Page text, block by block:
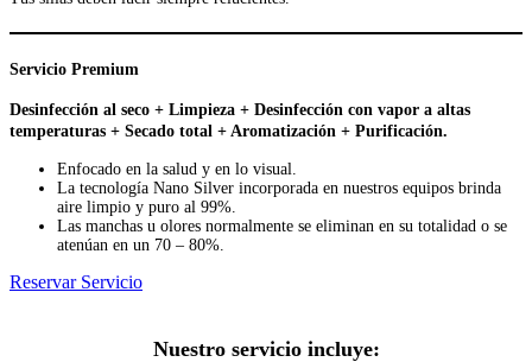
Servicio Premium
Desinfección al seco + Limpieza + Desinfección con vapor a altas
temperaturas + Secado total + Aromatización + Purificación.
Enfocado en la salud y en lo visual.
La tecnología Nano Silver incorporada en nuestros equipos brinda
aire limpio y puro al 99%.
Las manchas u olores normalmente se eliminan en su totalidad o se
atenúan en un 70 – 80%.
Reservar Servicio
Nuestro servicio incluye: